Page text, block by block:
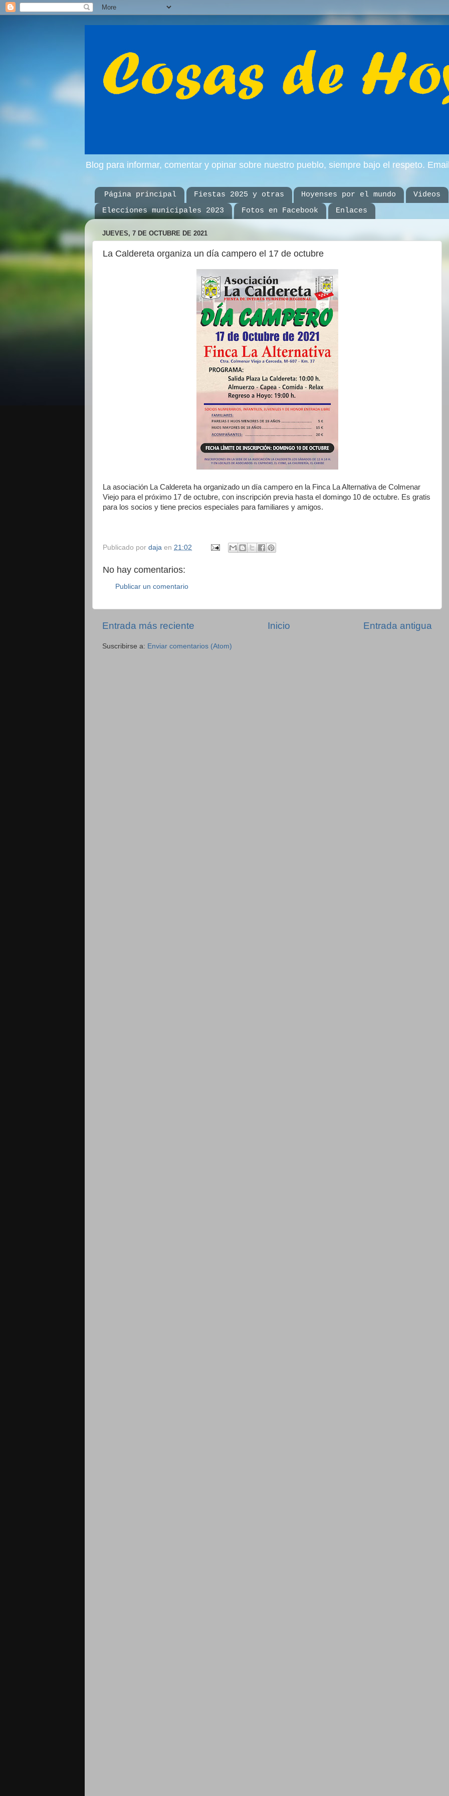
Blog para informar, comentar y opinar sobre nuestro pueblo, siempre bajo el respeto.
Página principal Fiestas 2025 y otras Hoyenses por el mundo
Videos
Elecciones municipales 2023
Fotos en Facebook Enlaces
JUEVES, 7 DE OCTUBRE DE 2021
La Caldereta organiza un día campero el 17 de octubre
La asociación La Caldereta ha organizado un día campero en la Finca La Alternativa de Colmenar
Viejo para el próximo 17 de octubre, con inscripción previa hasta el domingo 10 de octubre. Es gratis
para los socios y tiene precios especiales para familiares y amigos.
Publicado por daja en 21:02
No hay comentarios:
Publicar un comentario
Entrada más reciente Entrada antigua
Inicio
Suscribirse a: Enviar comentarios (Atom)